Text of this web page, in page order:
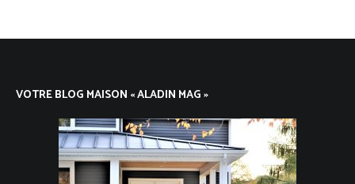
VOTRE BLOG MAISON « ALADIN MAG »